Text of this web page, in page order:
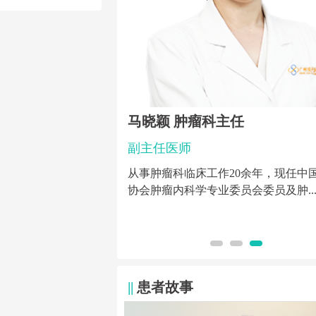
马晓颖 肿瘤科主任
副主任医师
从事肿瘤科临床工作20余年，现任中
协会肿瘤内科学专业委员会委员及肿...
|| 患者故事